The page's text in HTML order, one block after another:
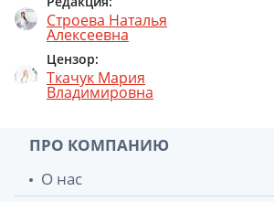
Строева Наталья
Алексеевна
Цензор:
Ткачук Мария
Владимировна
ПРО КОМПАНИЮ
О нас